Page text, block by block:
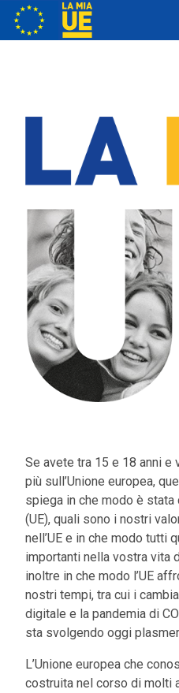
Se avete tra 15 e 18 anni
più sull’Unione europea,
spiega in che modo è stata
(UE), quali sono i nostri
nell’UE e in che modo tutti
importanti nella vostra vita
inoltre in che modo l’UE
nostri tempi, tra cui i
digitale e la pandemia di
sta svolgendo oggi
L’Unione europea che
costruita nel corso di molti